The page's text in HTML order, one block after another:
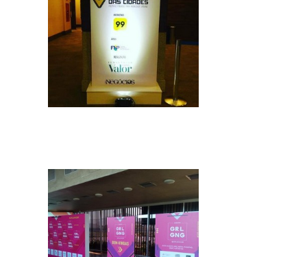
adesivada ou com alumínio composto,
chapa adesivada ga...